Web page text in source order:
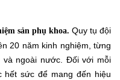
sản phụ khoa. Quy tụ đội
20 năm kinh nghiệm, từng
ngoài nước. Đối với mỗi
sức để mang đến hiệu